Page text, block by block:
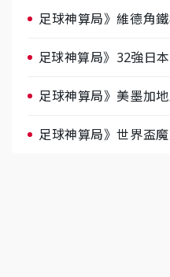
足球神算局》維德角
足球神算局》32強日
足球神算局》美墨加
足球神算局》世界盃